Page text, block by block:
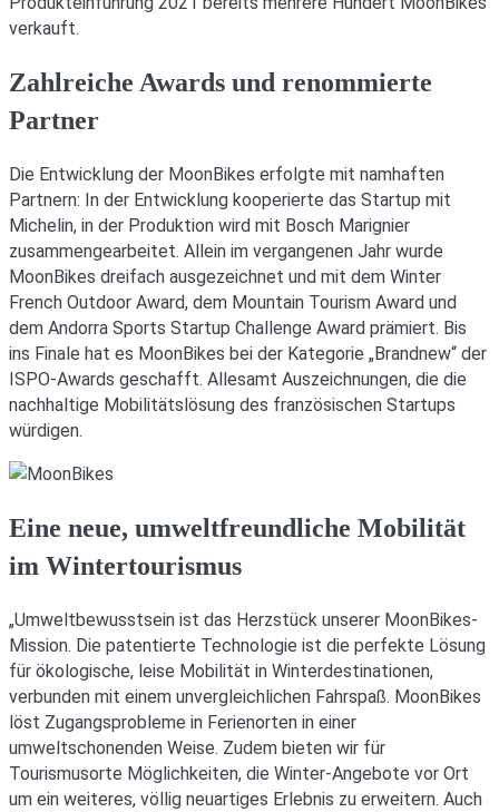
verkauft.
Zahlreiche Awards und renommierte
Partner
Die Entwicklung der MoonBikes erfolgte mit namhaften
Partnern: In der Entwicklung kooperierte das Startup mit
Michelin, in der Produktion wird mit Bosch Marignier
zusammengearbeitet. Allein im vergangenen Jahr wurde
MoonBikes dreifach ausgezeichnet und mit dem Winter
French Outdoor Award, dem Mountain Tourism Award und
dem Andorra Sports Startup Challenge Award prämiert. Bis
ins Finale hat es MoonBikes bei der Kategorie „Brandnew“ der
ISPO-Awards geschafft. Allesamt Auszeichnungen, die die
nachhaltige Mobilitätslösung des französischen Startups
würdigen.
Eine neue, umweltfreundliche Mobilität
im Wintertourismus
„Umweltbewusstsein ist das Herzstück unserer MoonBikes-
Mission. Die patentierte Technologie ist die perfekte Lösung
für ökologische, leise Mobilität in Winterdestinationen,
verbunden mit einem unvergleichlichen Fahrspaß. MoonBikes
löst Zugangsprobleme in Ferienorten in einer
umweltschonenden Weise. Zudem bieten wir für
Tourismusorte Möglichkeiten, die Winter-Angebote vor Ort
um ein weiteres, völlig neuartiges Erlebnis zu erweitern. Auch